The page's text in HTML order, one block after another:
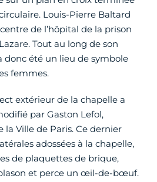
Louis-Pierre Baltard
de l’hôpital de la prison
Tout au long de son
donc été un lieu de symbole
femmes.
extérieur de la chapelle a
par Gaston Lefol,
la Ville de Paris. Ce dernier
adossées à la chapelle,
de plaquettes de brique,
et perce un œil-de-bœuf.